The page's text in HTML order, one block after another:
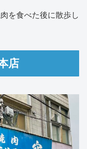
を食べた後に散歩し
店